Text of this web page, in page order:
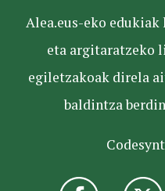
Alea.eus-eko
eta argitaratzeko
egiletzakoak direla
baldintza